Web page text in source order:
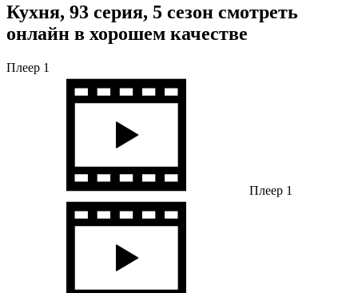
Кухня, 93 серия, 5 сезон смотреть
онлайн в хорошем качестве
Плеер 1
Плеер 1